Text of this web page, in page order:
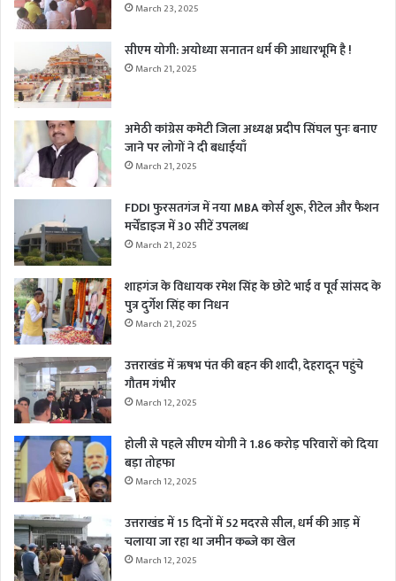
March 23, 2025
सीएम योगी: अयोध्या सनातन धर्म की आधारभूमि है !
March 21, 2025
अमेठी कांग्रेस कमेटी जिला अध्यक्ष प्रदीप सिंघल पुनः बनाए
जाने पर लोगों ने दी बधाईयाँ
March 21, 2025
FDDI फुरसतगंज में नया MBA कोर्स शुरू, रीटेल और फैशन
मर्चेंडाइज में 30 सीटें उपलब्ध
March 21, 2025
शाहगंज के विधायक रमेश सिंह के छोटे भाई व पूर्व सांसद के
पुत्र दुर्गेश सिंह का निधन
March 21, 2025
उत्तराखंड में ऋषभ पंत की बहन की शादी, देहरादून पहुंचे
गौतम गंभीर
March 12, 2025
होली से पहले सीएम योगी ने 1.86 करोड़ परिवारों को दिया
बड़ा तोहफा
March 12, 2025
उत्तराखंड में 15 दिनों में 52 मदरसे सील, धर्म की आड़ में
चलाया जा रहा था जमीन कब्जे का खेल
March 12, 2025